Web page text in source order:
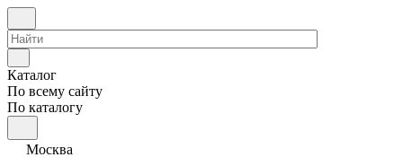
Каталог
По всему сайту
По каталогу
Москва